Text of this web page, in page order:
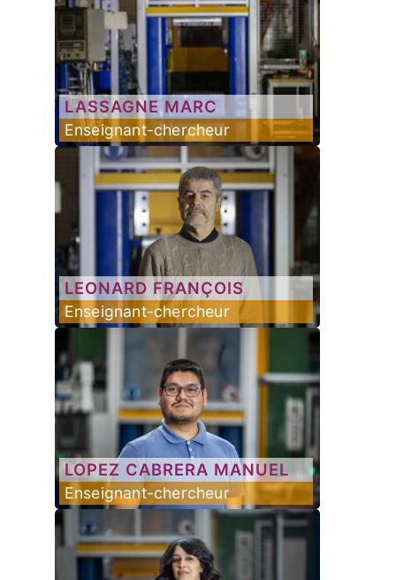
LASSAGNE MARC
Enseignant-chercheur
LEONARD FRANÇOIS
Enseignant-chercheur
LOPEZ CABRERA MANUEL
Enseignant-chercheur